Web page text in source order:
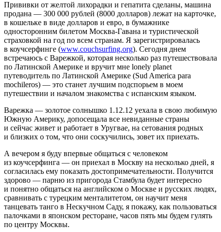
Прививки от желтой лихорадки и гепатита сделаны, машина
продана — 300 000 рублей (8000 долларов) лежат на карточке,
в кошельке в виде долларов и евро, в бумажнике
односторонним билетом Москва-Гавана и туристической
страховкой на год по всем странам. Я зарегистрировалась
в коучсерфинге (www.couchsurfing.org). Сегодня днем
встречаюсь с Варежкой, которая несколько раз путешествовала
по Латинской Америке и вручит мне lonely planet
путеводитель по Латинской Америке (Sud America para
mochileros) — это станет лучшим подспорьем в моем
путешествии и началом знакомства с испанским языком.
Варежка — золотое солнышко 1.12.12 уехала в свою любимую
Южную Америку, допосещала все невиданные страны
и сейчас живет и работает в Уругвае, на сетования родных
и близких о том, что они соскучились, зовет их приехать.
А вечером я буду впервые общаться с человеком
из коучсерфинга — он приехал в Москву на несколько дней, я
согласилась ему показать достопримечательности. Получится
здорово — парню из пригорода Стамбула будет интересно
и понятно общаться на английском о Москве и русских людях,
сравнивать с турецким менталитетом, он научит меня
танцевать танго в Нескучном Саду, я покажу, как пользоваться
палочками в японском ресторане, часов пять мы будем гулять
по центру Москвы.